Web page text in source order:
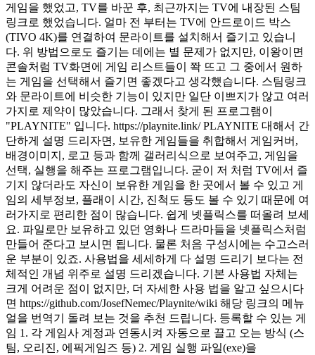
게임을 했었고, TV를 바꾼 후, 최근까지는 TV에 내장된 스팀
링크로 했었습니다. 얼마 전 부터는 TV에 안드로이드 박스
(TIVO 4K)를 연결하여 문라이트를 설치해서 즐기고 있습니
다. 위 방법으로도 즐기는 데에는 별 문제가 없지만, 이왕이면
콘솔처럼 TV화면에 게임 리스트들이 쫙 뜨고 그 중에서 원하
는 게임을 선택해서 즐기면 좋겠다고 생각했습니다. 스팀링크
와 문라이트에 비슷한 기능이 있지만 일단 이쁘지가 않고 여러
가지로 제약이 많았습니다. 그래서 찾게 된 프로그램이
"PLAYNITE" 입니다. https://playnite.link/ PLAYNITE 대해서 간
단하게 설명 드리자면, 보유한 게임들을 취합해서 게임커버,
배경이미지, 로고 등과 함께 갤러리식으로 보여주고, 게임을
선택, 실행을 해주는 프로그램입니다. 굳이 저 처럼 TV에서 즐
기지 않더라도 자신이 보유한 게임을 한 곳에서 볼 수 있고 게
임의 세부정보, 플래이 시간, 진척도 등도 볼 수 있기 때문에 여
러가지로 편리한 점이 많습니다. 쉽게 넷플릭스를 떠올려 보세
요. 파일로만 보유하고 있던 영화나 드라마들을 넷플릭스처럼
만들어 준다고 보시면 됩니다. 물론 처음 구성시에는 수고스러
운 부분이 있죠. 사용법을 세세하게 다 설명 드리기 보다는 전
체적인 개념 위주로 설명 드리겠습니다. 기본 사용법 자체는
크게 어려운 점이 없지만, 더 자세한 사용 법을 알고 싶으시다
면 https://github.com/JosefNemec/Playnite/wiki 해당 링크의 메뉴
얼을 번역기 돌려 보는 것을 추천 드립니다. 등록할 수 있는 게
임 1. 각 게임사 계정과 연동시켜 자동으로 끌고 오는 방식 (스
팀, 오리진, 에픽게임즈 등) 2. 게임 실행 파일(exe)을